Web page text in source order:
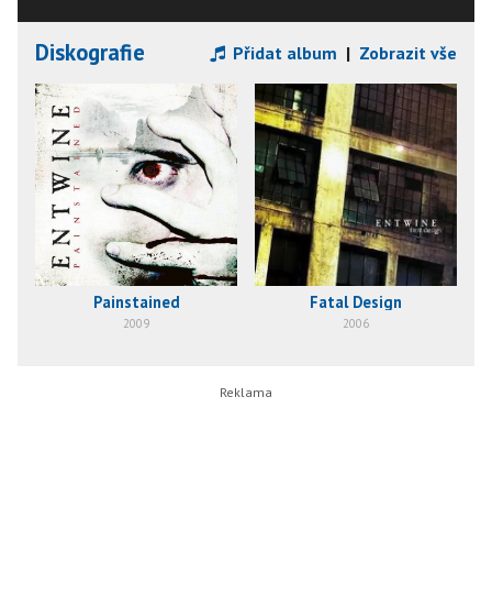
Diskografie Přidat album | Zobrazit vše
Painstained
2009
Fatal Design
2006